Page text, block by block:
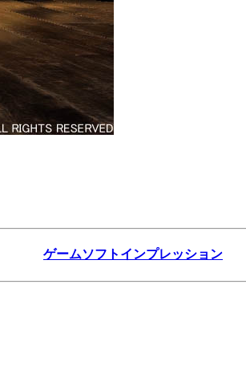
ゲームソフトインプレッション